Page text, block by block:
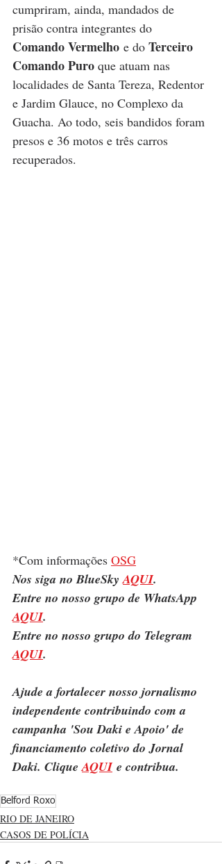
cumpriram, ainda, mandados de
prisão contra integrantes do
Comando Vermelho e do Terceiro
Comando Puro que atuam nas
localidades de Santa Tereza, Redentor
e Jardim Glauce, no Complexo da
Guacha. Ao todo, seis bandidos foram
presos e 36 motos e três carros
recuperados.
*Com informações OSG
Nos siga no BlueSky AQUI.
Entre no nosso grupo de WhatsApp
AQUI.
Entre no nosso grupo do Telegram
AQUI.
Ajude a fortalecer nosso jornalismo
independente contribuindo com a
campanha 'Sou Daki e Apoio' de
financiamento coletivo do Jornal
Daki. Clique AQUI e contribua.
Belford Roxo
RIO DE JANEIRO
CASOS DE POLÍCIA